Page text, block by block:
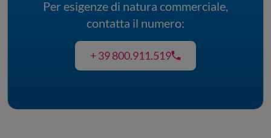
Per esigenze di natura commerciale,
contatta il numero:
+ 39 800.911.519